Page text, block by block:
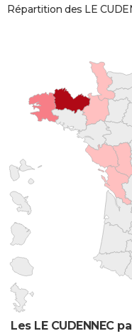
Répartition des LE
Les LE CUDENNEC